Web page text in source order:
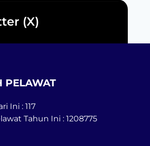
(X)
PELAWAT
Ini : 117
Tahun Ini : 1208775